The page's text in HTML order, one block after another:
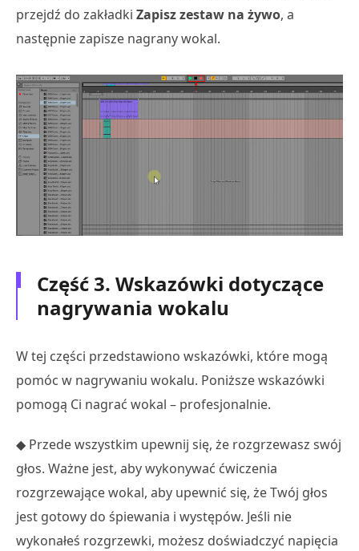
przejdź do zakładki Zapisz zestaw na żywo, a
następnie zapisze nagrany wokal.
Część 3. Wskazówki dotyczące
nagrywania wokalu
W tej części przedstawiono wskazówki, które mogą
pomóc w nagrywaniu wokalu. Poniższe wskazówki
pomogą Ci nagrać wokal – profesjonalnie.
◆ Przede wszystkim upewnij się, że rozgrzewasz swój
głos. Ważne jest, aby wykonywać ćwiczenia
rozgrzewające wokal, aby upewnić się, że Twój głos
jest gotowy do śpiewania i występów. Jeśli nie
wykonałeś rozgrzewki, możesz doświadczyć napięcia